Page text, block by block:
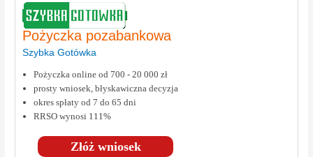
Pożyczka pozabankowa
Szybka Gotówka
Złóż wniosek
Pożyczka online od 700 - 20 000 zł
prosty wniosek, błyskawiczna decyzja
okres spłaty od 7 do 65 dni
RRSO wynosi 111%